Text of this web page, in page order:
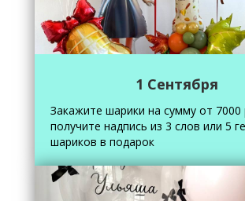
1 Сентября
Закажите шарики на сумму от 7000
получите надпись из 3 слов или 5
шариков в подарок